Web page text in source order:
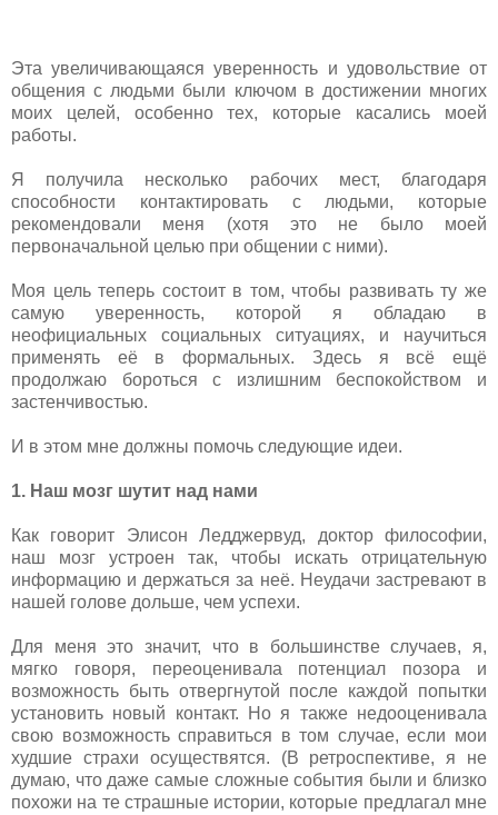
Эта увеличивающаяся уверенность и удовольствие от
общения с людьми были ключом в достижении многих
моих целей, особенно тех, которые касались моей
работы.
Я получила несколько рабочих мест, благодаря
способности контактировать с людьми, которые
рекомендовали меня (хотя это не было моей
первоначальной целью при общении с ними).
Моя цель теперь состоит в том, чтобы развивать ту же
самую уверенность, которой я обладаю в
неофициальных социальных ситуациях, и научиться
применять её в формальных. Здесь я всё ещё
продолжаю бороться с излишним беспокойством и
застенчивостью.
И в этом мне должны помочь следующие идеи.
1. Наш мозг шутит над нами
Как говорит Элисон Ледджервуд, доктор философии,
наш мозг устроен так, чтобы искать отрицательную
информацию и держаться за неё. Неудачи застревают в
нашей голове дольше, чем успехи.
Для меня это значит, что в большинстве случаев, я,
мягко говоря, переоценивала потенциал позора и
возможность быть отвергнутой после каждой попытки
установить новый контакт. Но я также недооценивала
свою возможность справиться в том случае, если мои
худшие страхи осуществятся. (В ретроспективе, я не
думаю, что даже самые сложные события были и близко
похожи на те страшные истории, которые предлагал мне